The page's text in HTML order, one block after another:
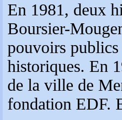
En 1981, deux
Boursier-
pouvoirs
historiques. En
de la ville de
fondation EDF.